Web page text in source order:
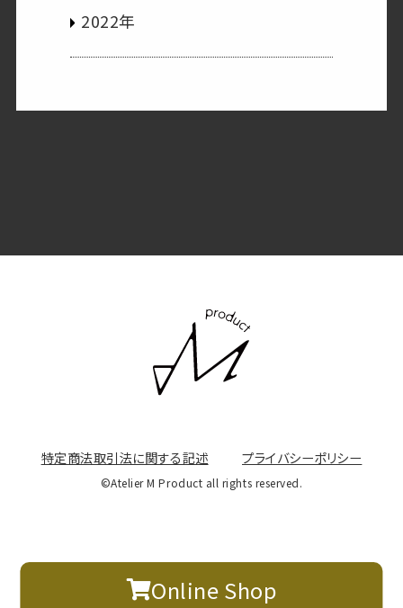
2022年
Online Shop
特定商法取引法に関する記述 プライバシーポリシー
©Atelier M Product all rights reserved.